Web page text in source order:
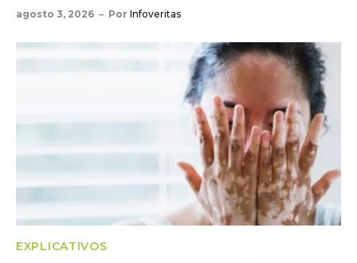
agosto 3, 2026 Por Infoveritas
EXPLICATIVOS